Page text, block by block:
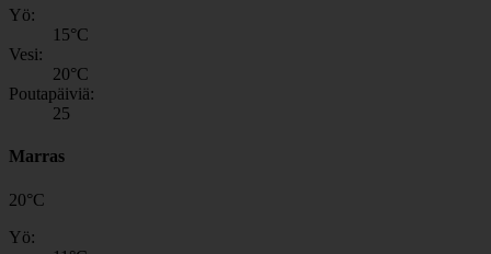
Yö:
15°C
Vesi:
20°C
Poutapäiviä:
25
Marras
20°C
Yö: